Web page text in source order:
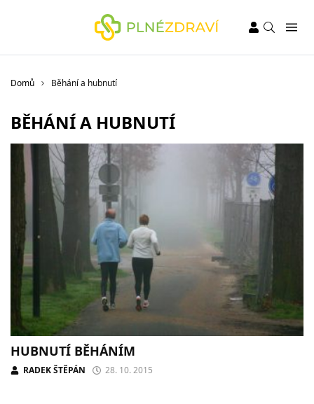
Domů Běhání a hubnutí
BĚHÁNÍ A HUBNUTÍ
HUBNUTÍ BĚHÁNÍM
RADEK ŠTĚPÁN 28. 10. 2015